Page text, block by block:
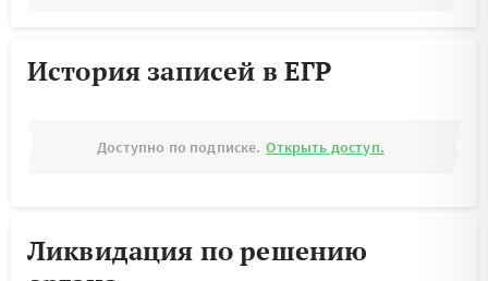
История записей в ЕГР
Доступно по подписке. Открыть доступ.
Ликвидация по решению